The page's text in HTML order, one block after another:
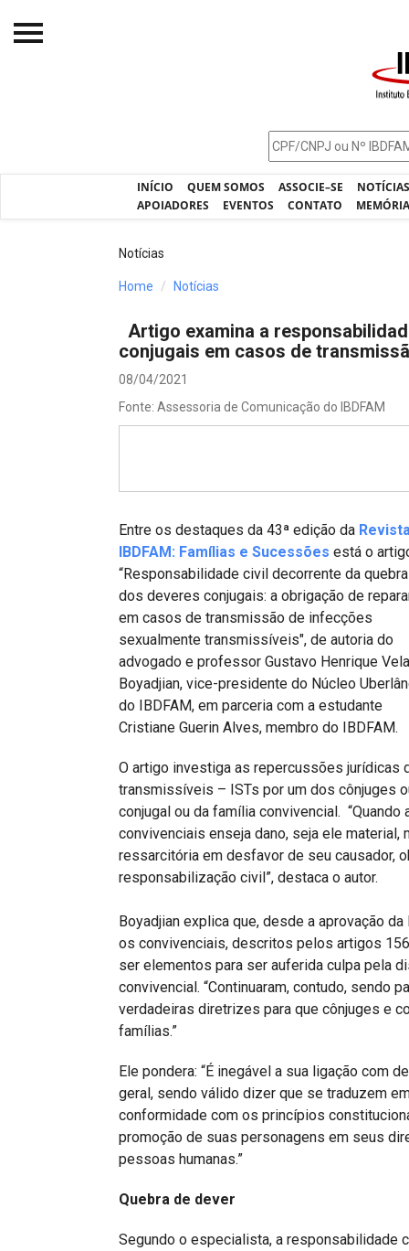
INÍCIO QUEM SOMOS ASSOCIE–SE
APOIADORES
EVENTOS CONTATO
Processos - IBDFAM
Projetos do IBDFAM
Alienação Parental
IBDFAM Educacional
Notícias
Home Notícias
Artigo examina a
conjugais em casos de
08/04/2021
Fonte: Assessoria de Comunicação do IBDFAM
Entre os destaques da 43ª edição da
IBDFAM: Famílias e Sucessões está o
“Responsabilidade civil decorrente da quebra
dos deveres conjugais: a obrigação de
em casos de transmissão de infecções
sexualmente transmissíveis", de autoria do
advogado e professor Gustavo Henrique
Boyadjian, vice-presidente do Núcleo
do IBDFAM, em parceria com a estudante
Cristiane Guerin Alves, membro do IBDFAM.
O artigo investiga as repercussões
transmissíveis – ISTs por um dos cônjuges
conjugal ou da família convivencial.
convivenciais enseja dano, seja ele
ressarcitória em desfavor de seu causador,
responsabilização civil”, destaca o autor.
Boyadjian explica que, desde a aprovação
os convivenciais, descritos pelos artigos
ser elementos para ser auferida culpa pela
convivencial. “Continuaram, contudo, sendo
verdadeiras diretrizes para que cônjuges e
famílias.”
Ele pondera: “É inegável a sua ligação com
geral, sendo válido dizer que se traduzem
conformidade com os princípios
promoção de suas personagens em seus
pessoas humanas.”
Quebra de dever
Segundo o especialista, a responsabilidade